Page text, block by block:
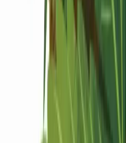
Drinkables